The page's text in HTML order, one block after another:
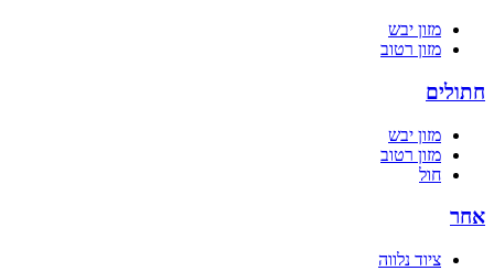
מזון יבש
מזון רטוב
חתולים
מזון יבש
מזון רטוב
חול
אחר
ציוד נלווה